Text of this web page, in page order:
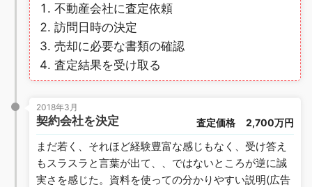
不動産会社に査定依頼
訪問日時の決定
売却に必要な書類の確認
査定結果を受け取る
2018年3月
契約会社を決定 査定価格 2,700万円
まだ若く、それほど経験豊富な感じもなく、受け答え
もスラスラと言葉が出て、、ではないところが逆に誠
実さを感じた。資料を使っての分かりやすい説明(広告